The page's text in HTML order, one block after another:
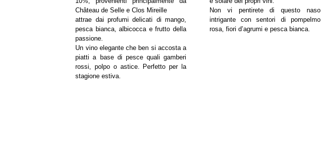
Château de Selle e Clos Mireille
attrae dai profumi delicati di mango,
pesca bianca, albicocca e frutto della
passione.
Un vino elegante che ben si accosta a
piatti a base di pesce quali gamberi
rossi, polpo o astice. Perfetto per la
stagione estiva.
Non vi pentirete di questo naso
intrigante con sentori di pompelmo
rosa, fiori d’agrumi e pesca bianca.